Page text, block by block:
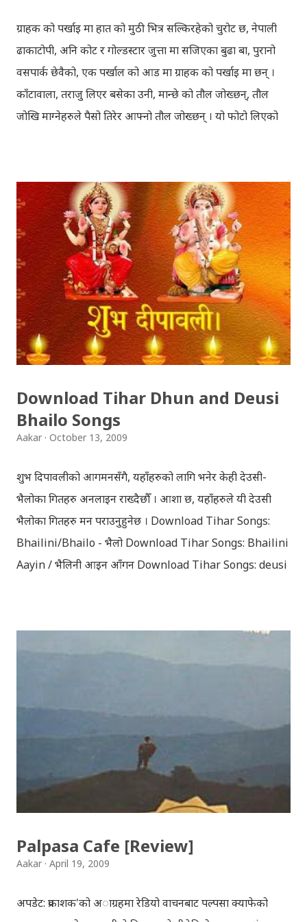
by her friend Bisakha everywhere she went. Radha
ग्राहक को पर्खाइ मा हात को मुठी भित्र सल्किरहेको चुरोट छ, नेपाली
ढाकाटोपी, अनि कोट र गोल्डस्टार जुत्ता मा सजिएका बुढा बा, पुरानो
वसपार्क छेवैको, एक पर्खाल को आड मा ग्राहक को पर्खाइ मा छन् ।
काँटावाला, तराजु लिएर बसेका उनी, मान्छे को तौल जोख्छन्, तौल
जोखि माग्नेहरुले पैसो तिरेर आफ्नो तौल जोख्छन् । यो फोटो लिएको
चुरोट तान्दै आफैँ मा हराइरहेका झैँ देखिन्थेँ । ढल्किँदो दिन त्रिपुरेश्वर मा
अवस्थित मन्दिर को फोटो खिच्दा, पश्चिम मा सूर्य डुब्न लागिसकेको
थियो । कोलाहाल को बिचमा उभिएको मन्दिर आफू मा चाँहि साह्रै शान्त
छ । पुल्चोक मा आयोजित लोकस २०१० हेरेर फर्किँदै गर्दा, थकाइ मार्ने
उद्देश्य ले यही मन्दिर मा एकछिन अडिएको थिँए । झोलुङ्गे पुल ललितपुर
बालकुमारी मा, मनोहरा खोला माथि रहेको झोलुंङ्गे पुल ! यो फोटो
खिच्दा, मौसम सफा थिएन, हल्का वर्षा भइरहेथ्यो । त्यसदिन केही
साथिहरु को साथ मा, नयाँ वानेश्वर, शंखमुल हुँदै यो झोलुङ्गे पुल तरेर,
बालकुमारी हु...
Download Tihar Dhun and Deusi
Bhailo Songs
Aakar October 13, 2009
शुभ दिपावलीको आगमनसँगै, यहाँहरुको लागि भनेर केही देउसी-
भैलोका गितहरु अनलाइन राख्दैछौँ । आशा छ, यहाँहरुले यी देउसी
भैलोका गितहरु मन पराउनुहुनेछ । Download Tihar Songs:
Bhailini/Bhailo - भैलो Download Tihar Songs: Bhailini
Aayin / भैलिनी आइन आँगन Download Tihar Songs: deusi
Songs: diyo baali sanjh ko / दियो बाली साँझ को
Download: Tihar Dhun (Deusi,Bhailo)/ तिहार धुन(देउसी
गितहरुलाई हामीले यहाँ एकै ठाउँमा सजिलोको लागि राखिदिएको मात्र
हौँ । तपाई यदि यी गित संगितको सर्जक हुनुहुन्छ र गित संगित यहाँबाट
हटाउनुपर्ने भए जानकारी गराउनुहोला । फेरी एकपटक शुभ दिपावलीको
हार्दिक मंगलमय शुभकामना व्यक्त गर्दछौँ ।
Palpasa Cafe [Review]
Aakar April 19, 2009
अपडेट: प्रकाशक'को अाग्रहमा रेडियो वाचनबाट पल्पसा क्याफेको